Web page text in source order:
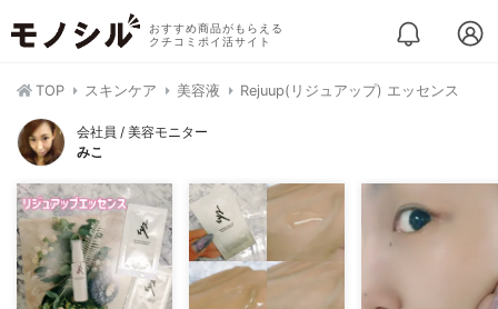
おすすめ商品がもらえる
クチコミポイ活サイト
TOP スキンケア 美容液 Rejuup(リジュアップ) エッセンス
会社員 / 美容モニター
みこ